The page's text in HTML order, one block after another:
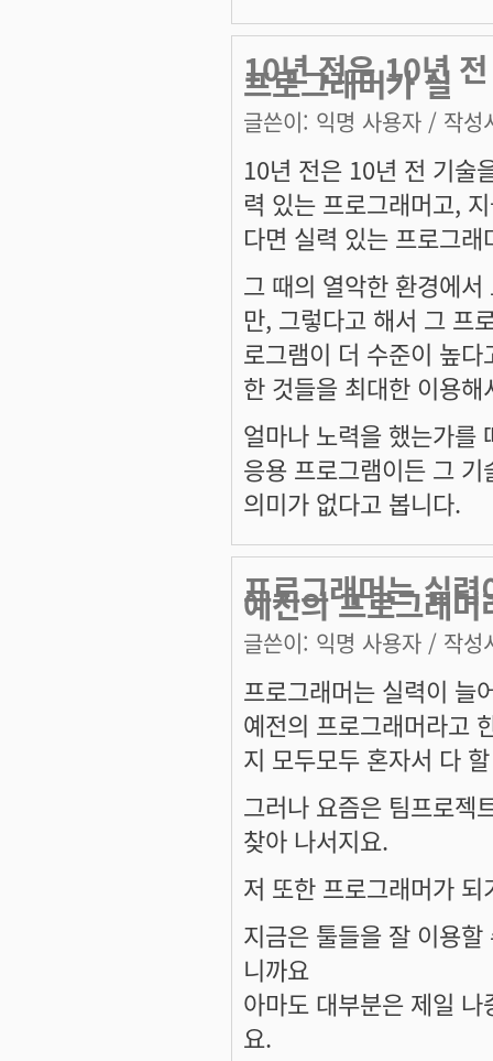
10년 전은 10년
프로그래머가 실
글쓴이: 익명 사용자 / 작성
10년 전은 10년 전 기술
력 있는 프로그래머고,
다면 실력 있는 프로그
그 때의 열악한 환경에
만, 그렇다고 해서 그 프
로그램이 더 수준이 높
한 것들을 최대한 이용
얼마나 노력을 했는가를
응용 프로그램이든 그
의미가 없다고 봅니다.
프로그래머는 실
예전의 프로그래머
글쓴이: 익명 사용자 / 작성
프로그래머는 실력이 늘
예전의 프로그래머라고
지 모두모두 혼자서 다
그러나 요즘은 팀프로젝
찾아 나서지요.
저 또한 프로그래머가
지금은 툴들을 잘 이용
니까요
아마도 대부분은 제일
요.